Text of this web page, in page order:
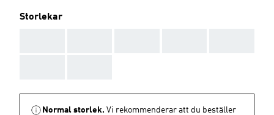
Storlekar
Normal storlek. Vi rekommenderar att du beställer